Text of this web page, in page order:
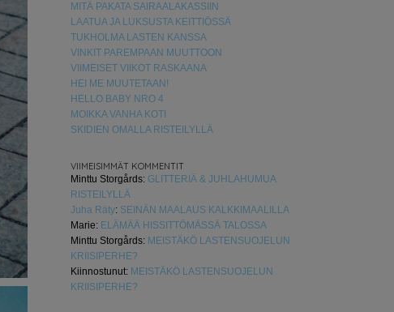
MITÄ PAKATA SAIRAALAKASSIIN
LAATUA JA LUKSUSTA KEITTIÖSSÄ
TUKHOLMA LASTEN KANSSA
VINKIT PAREMPAAN MUUTTOON
VIIMEISET VIIKOT RASKAANA
HEI ME MUUTETAAN!
HELLO BABY NRO 4
MOIKKA VANHA KOTI
SKIDIEN OMALLA RISTEILYLLÄ
VIIMEISIMMÄT KOMMENTIT
Minttu Storgårds: GLITTERIÄ & JUHLAHUMUA
RISTEILYLLÄ
Juha Räty: SEINÄN MAALAUS KALKKIMAALILLA
Marie: ELÄMÄÄ HISSITTÖMÄSSÄ TALOSSA
Minttu Storgårds: MEISTÄKÖ LASTENSUOJELUN
KRIISIPERHE?
Kiinnostunut: MEISTÄKÖ LASTENSUOJELUN
KRIISIPERHE?